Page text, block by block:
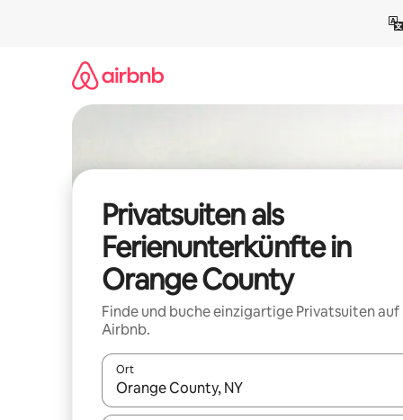
Privatsuiten als
Ferienunterkünfte in
Orange County
Finde und buche einzigartige Privatsuiten auf
Airbnb.
Ort
Wenn Ergebnisse verfügbar sind, navigiere mit